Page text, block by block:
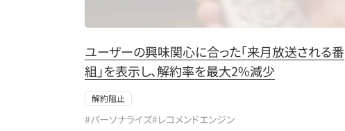
ユーザーの興味関心に合った「来月放送される番
組」を表示し、解約率を最大2%減少
解約阻止
#パーソナライズ#レコメンドエンジン